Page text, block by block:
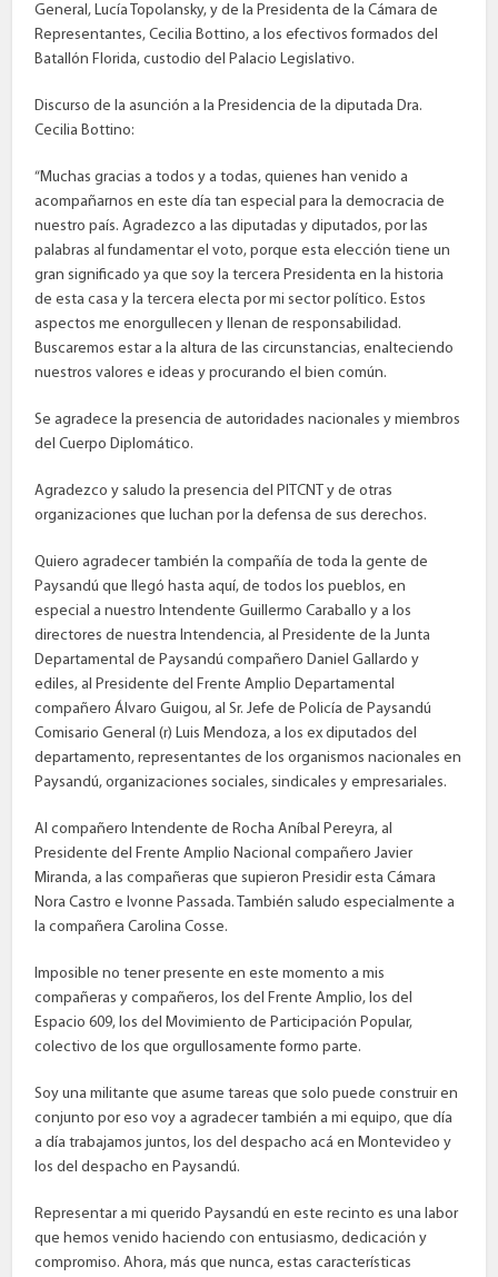
General, Lucía Topolansky, y de la Presidenta de la Cámara de
Representantes, Cecilia Bottino, a los efectivos formados del
Batallón Florida, custodio del Palacio Legislativo.
Discurso de la asunción a la Presidencia de la diputada Dra.
Cecilia Bottino:
“Muchas gracias a todos y a todas, quienes han venido a
acompañarnos en este día tan especial para la democracia de
nuestro país. Agradezco a las diputadas y diputados, por las
palabras al fundamentar el voto, porque esta elección tiene un
gran significado ya que soy la tercera Presidenta en la historia
de esta casa y la tercera electa por mi sector político. Estos
aspectos me enorgullecen y llenan de responsabilidad.
Buscaremos estar a la altura de las circunstancias, enalteciendo
nuestros valores e ideas y procurando el bien común.
Se agradece la presencia de autoridades nacionales y miembros
del Cuerpo Diplomático.
Agradezco y saludo la presencia del PITCNT y de otras
organizaciones que luchan por la defensa de sus derechos.
Quiero agradecer también la compañía de toda la gente de
Paysandú que llegó hasta aquí, de todos los pueblos, en
especial a nuestro Intendente Guillermo Caraballo y a los
directores de nuestra Intendencia, al Presidente de la Junta
Departamental de Paysandú compañero Daniel Gallardo y
ediles, al Presidente del Frente Amplio Departamental
compañero Álvaro Guigou, al Sr. Jefe de Policía de Paysandú
Comisario General (r) Luis Mendoza, a los ex diputados del
departamento, representantes de los organismos nacionales en
Paysandú, organizaciones sociales, sindicales y empresariales.
Al compañero Intendente de Rocha Aníbal Pereyra, al
Presidente del Frente Amplio Nacional compañero Javier
Miranda, a las compañeras que supieron Presidir esta Cámara
Nora Castro e Ivonne Passada. También saludo especialmente a
la compañera Carolina Cosse.
Imposible no tener presente en este momento a mis
compañeras y compañeros, los del Frente Amplio, los del
Espacio 609, los del Movimiento de Participación Popular,
colectivo de los que orgullosamente formo parte.
Soy una militante que asume tareas que solo puede construir en
conjunto por eso voy a agradecer también a mi equipo, que día
a día trabajamos juntos, los del despacho acá en Montevideo y
los del despacho en Paysandú.
Representar a mi querido Paysandú en este recinto es una labor
que hemos venido haciendo con entusiasmo, dedicación y
compromiso. Ahora, más que nunca, estas características